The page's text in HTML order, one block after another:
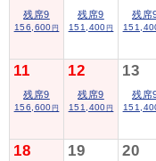
残席9
156,600 円
残席9
151,400 円
残席
11
残席9
156,600 円
12
残席9
151,400 円
13
残席
18 19 20